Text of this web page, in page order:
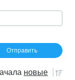
новые